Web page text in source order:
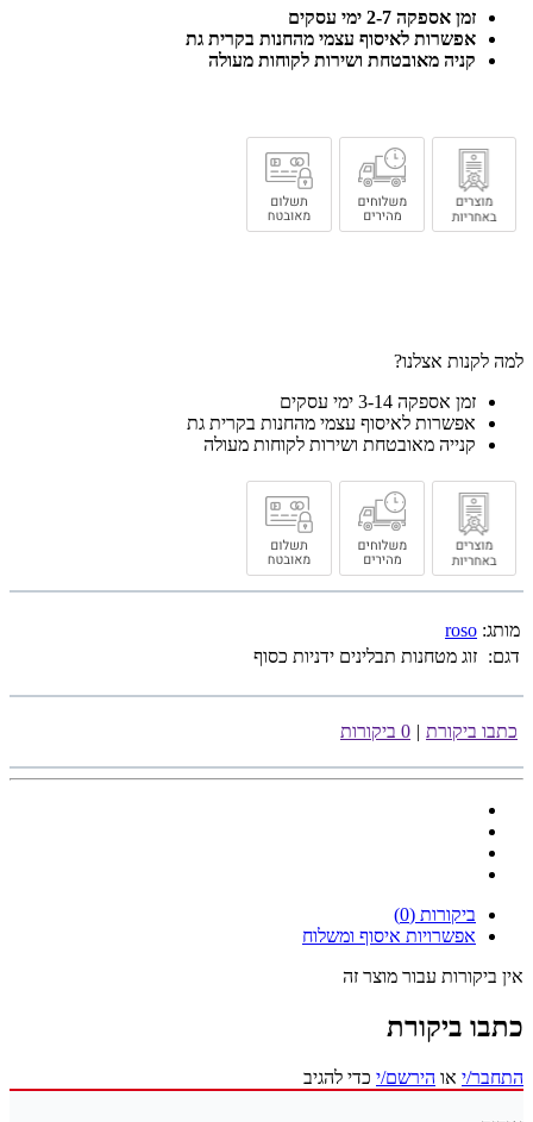
זמן אספקה 2-7 ימי עסקים
אפשרות לאיסוף עצמי מהחנות בקרית גת
קניה מאובטחת ושירות לקוחות מעולה
למה לקנות אצלנו?
זמן אספקה 3-14 ימי עסקים
אפשרות לאיסוף עצמי מהחנות בקרית גת
קנייה מאובטחת ושירות לקוחות מעולה
מותג: roso
דגם: זוג מטחנות תבלינים ידניות כסוף
כתבו ביקורת | 0 ביקורות
ביקורות (0)
אפשרויות איסוף ומשלוח
אין ביקורות עבור מוצר זה
כתבו ביקורת
התחבר/י או הירשם/י כדי להגיב